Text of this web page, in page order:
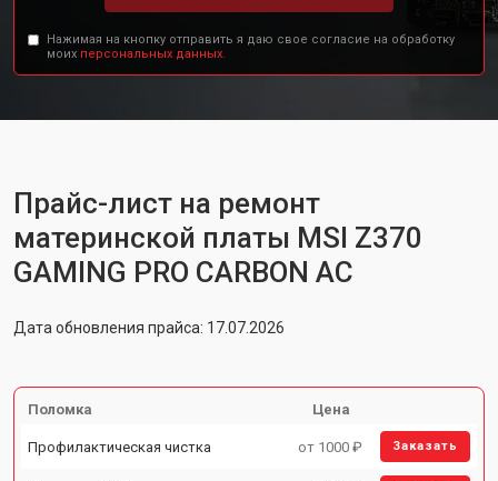
Нажимая на кнопку отправить я даю свое согласие на обработку
моих персональных данных.
Прайс-лист на ремонт
материнской платы MSI Z370
GAMING PRO CARBON AC
Дата обновления прайса: 17.07.2026
Поломка Цена
Профилактическая чистка от 1000 ₽ Заказать